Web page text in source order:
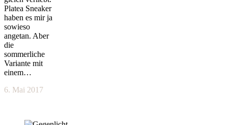
Platea Sneaker
haben es mir ja
sowieso
angetan. Aber
die
sommerliche
Variante mit
einem…
6. Mai 2017